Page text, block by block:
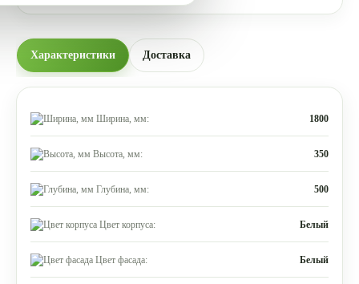
Характеристики Доставка
Ширина, мм: 1800
Высота, мм: 350
Глубина, мм: 500
Цвет корпуса: Белый
Цвет фасада: Белый